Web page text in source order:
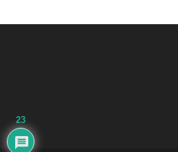
23